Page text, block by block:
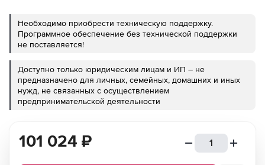
Необходимо приобрести техническую поддержку.
Программное обеспечение без технической поддержки
не поставляется!
Доступно только юридическим лицам и ИП – не
предназначено для личных, семейных, домашних и иных
нужд, не связанных с осуществлением
предпринимательской деятельности
101 024 ₽